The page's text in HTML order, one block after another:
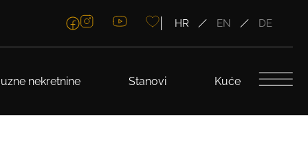
HR EN DE
nekretnine Stanovi Kuće